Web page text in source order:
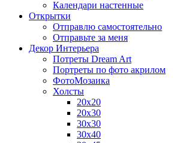
Календари настенные
Открытки
Отправлю самостоятельно
Отправьте за меня
Декор Интерьера
Потреты Dream Art
Портреты по фото акрилом
ФотоМозаика
Холсты
20х20
20х30
30х30
30х40